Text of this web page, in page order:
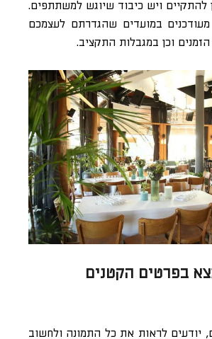
להתקיים ויש כיבוד שיוגש למשתתפים.
במועדים שהגדרתם לעצמכם
וכן במגבלות התקציב.
יודעים לראות את כל התמונה ולחשוב